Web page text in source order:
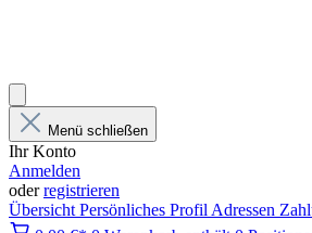
Menü schließen
Ihr Konto
Anmelden
oderregistrieren
Übersicht Persönliches Profil Adressen